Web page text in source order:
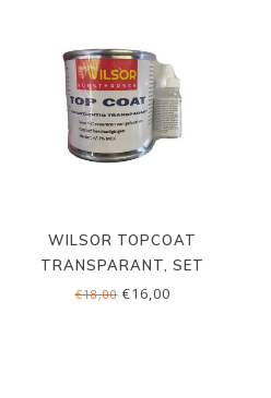
WILSOR TOPCOAT
TRANSPARANT, SET
€18,00€16,00